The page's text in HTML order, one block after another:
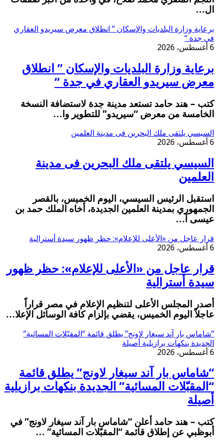
ال…
برعاية وزارة البلديات والإسكان ” انطلاق معرض سيريدو العقاري
في جدة “
6 أغسطس، 2026
برعاية وزارة البلديات والإسكان ” انطلاق
معرض سيريدو العقاري في جدة “
كتب – هند حامد تستعد مدينة جدة لاستضافة النسخة
الخامسة من معرض “سيريدو” للتطوير وا…
السيسي يلتقى ملك البحرين فى مدينة العلمين
6 أغسطس، 2026
السيسي يلتقى ملك البحرين فى مدينة
العلمين
استقبل الرئيس السيسي، اليوم الخميس، بالقصر
الجمهوري بمدينة العلمين الجديدة، أخاه الملك حمد بن
عيسى آ…
قرار عاجل من «الأعلى للإعلام»: حظر ظهور سيدة أسترالية
6 أغسطس، 2026
قرار عاجل من «الأعلى للإعلام»: حظر ظهور
سيدة أسترالية
أصدر المجلس الأعلى لتنظيم الإعلام في مصر قراراً
عاجلاً اليوم الخميس، يقضي بإلزام كافة الوسائل الإعلا…
“شاماس بار آند سيغار لاونج” يطلق قائمة “المقبّلات المسائية”
الجديدة بنكهات برازيلية أصيلة
6 أغسطس، 2026
“شاماس بار آند سيغار لاونج” يطلق قائمة
“المقبّلات المسائية” الجديدة بنكهات برازيلية
أصيلة
كتب – هند حامد أعلن “شاماس بار آند سيغار لاونج” في
أبوظبي عن إطلاق قائمة “المقبّلات المسائية” …